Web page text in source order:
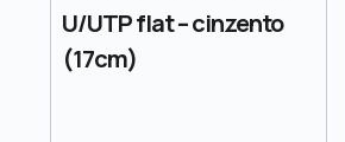
U/UTP flat – cinzento
(17cm)